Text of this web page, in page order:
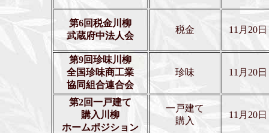
第6回税金川柳
武蔵府中法人会
税金 11月20日
第9回珍味川柳
全国珍味商工業
協同組合連合会
珍味 11月20日
第2回一戸建て
購入川柳
ホームポジション
一戸建て
購入
11月20日